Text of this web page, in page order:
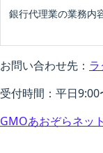
銀行代理業の業務内
お問い合わせ先：
受付時間：平日9:00
GMOあおぞらネッ